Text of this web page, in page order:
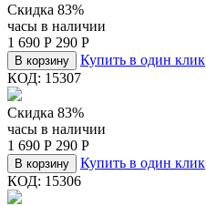
Скидка 83%
часы в наличии
1 690 Р 290 Р
В корзину
Купить в один клик
КОД: 15307
Скидка 83%
часы в наличии
1 690 Р 290 Р
В корзину
Купить в один клик
КОД: 15306